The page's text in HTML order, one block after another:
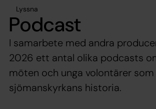
Lyssna
Podcast
I samarbete med andra
2026 ett antal olika podcasts
möten och unga volontärer som
sjömanskyrkans historia.